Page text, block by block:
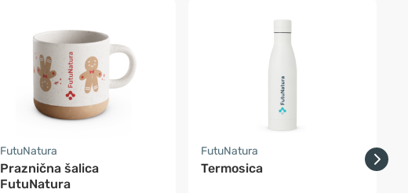
FutuNatura
Praznična šalica
FutuNatura
FutuNatura
Termosica